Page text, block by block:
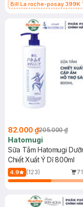
Bill La roche-posay 399K
(SL có hạn)
82.000 ₫205.000 ₫
Hatomugi
Sữa Tắm Hatomugi
Chiết Xuất Ý Dĩ 800ml
4.9 (123)